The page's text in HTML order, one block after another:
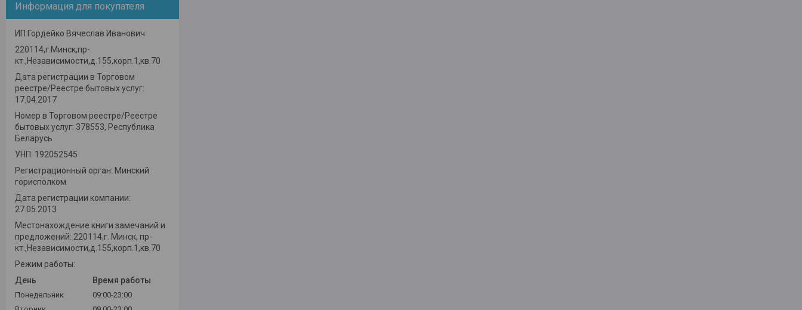
Информация для покупателя
ИП Гордейко Вячеслав Иванович
220114,г.Минск,пр-
кт.,Независимости,д.155,корп.1,кв.70
Дата регистрации в Торговом
реестре/Реестре бытовых услуг:
17.04.2017
Номер в Торговом реестре/Реестре
бытовых услуг: 378553, Республика
Беларусь
УНП: 192052545
Регистрационный орган: Минский
горисполком
Дата регистрации компании:
27.05.2013
Местонахождение книги замечаний и
предложений: 220114,г. Минск, пр-
кт.,Независимости,д.155,корп.1,кв.70
Режим работы:
День
Время работы
Понедельник
09:00-23:00